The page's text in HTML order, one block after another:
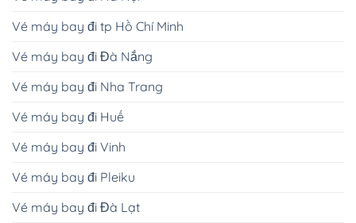
Vé máy bay đi tp Hồ Chí Minh
Vé máy bay đi Đà Nắng
Vé máy bay đi Nha Trang
Vé máy bay đi Huế
Vé máy bay đi Vinh
Vé máy bay đi Pleiku
Vé máy bay đi Đà Lạt